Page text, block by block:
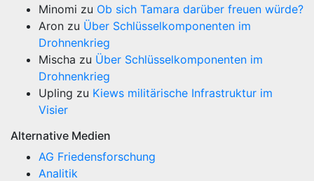
Minomi zu Ob sich Tamara darüber freuen würde?
Aron zu Über Schlüsselkomponenten im
Drohnenkrieg
Mischa zu Über Schlüsselkomponenten im
Drohnenkrieg
Upling zu Kiews militärische Infrastruktur im
Visier
Alternative Medien
AG Friedensforschung
Analitik